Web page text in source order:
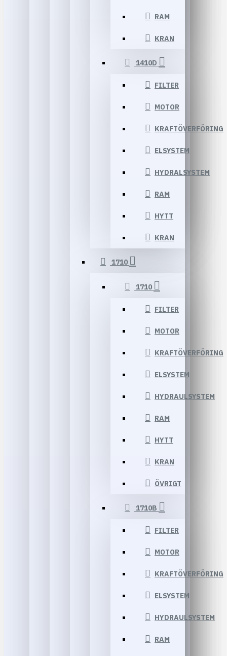
RAM
KRAN
1410D
FILTER
MOTOR
KRAFTÖVERFÖRING
ELSYSTEM
HYDRALSYSTEM
RAM
HYTT
KRAN
1710
1710
FILTER
MOTOR
KRAFTÖVERFÖRING
ELSYSTEM
HYDRAULSYSTEM
RAM
HYTT
KRAN
ÖVRIGT
1710B
FILTER
MOTOR
KRAFTÖVERFÖRING
ELSYSTEM
HYDRAULSYSTEM
RAM